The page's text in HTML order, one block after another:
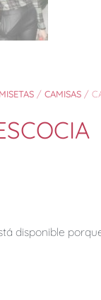
/ CAMISAS /
disponible